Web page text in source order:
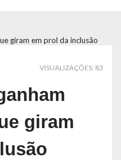
VISUALIZAÇÕES: 83
giram